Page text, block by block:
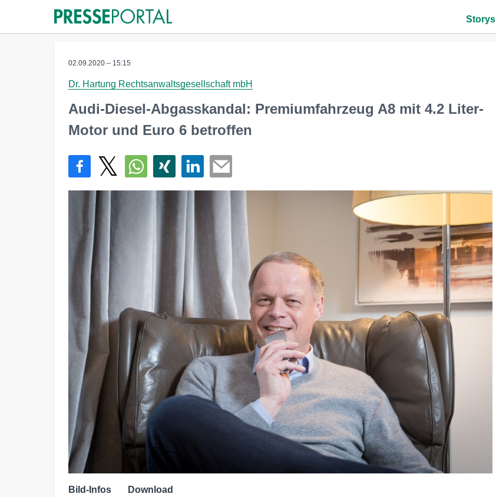
Storys
02.09.2020 – 15:15
Dr. Hartung Rechtsanwaltsgesellschaft mbH
Audi-Diesel-Abgasskandal: Premiumfahrzeug A8 mit 4.2 Liter-
Motor und Euro 6 betroffen
Bild-Infos Download